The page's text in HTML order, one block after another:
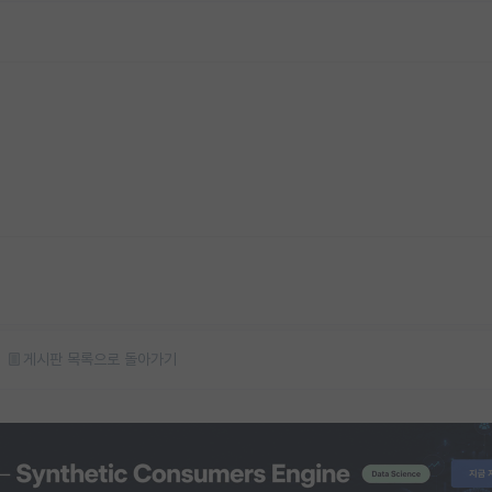
게시판 목록으로 돌아가기